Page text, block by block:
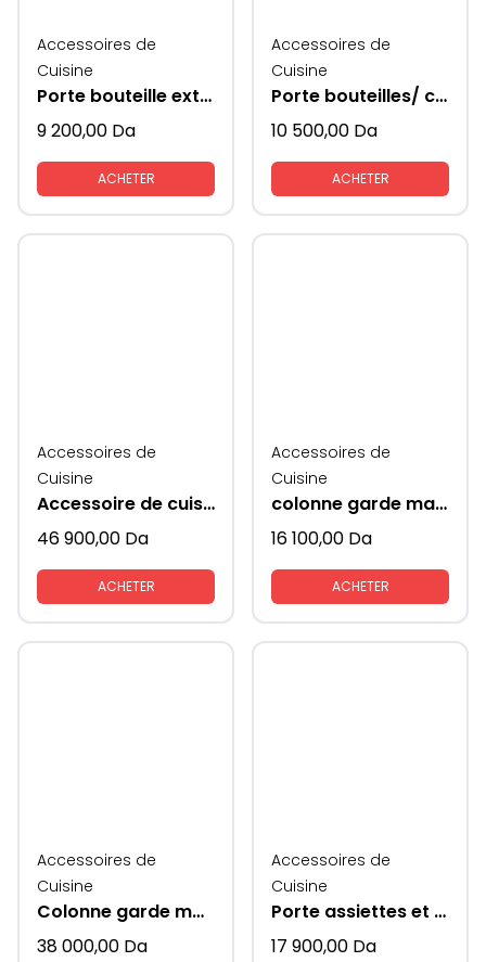
Accessoires de
Cuisine
Porte bouteille extractible modèle 200mm
9 200,00 Da
ACHETER
Accessoires de
Cuisine
Porte bouteilles/ conserves extractible
10 500,00 Da
ACHETER
Accessoires de
Cuisine
Accessoire de cuisine rangement colonne
46 900,00 Da
ACHETER
Accessoires de
Cuisine
colonne garde manger style frigo pour placard du bas
16 100,00 Da
ACHETER
Accessoires de
Cuisine
Colonne garde manger
38 000,00 Da
Accessoires de
Cuisine
Porte assiettes et couverts extractible coté verres
17 900,00 Da